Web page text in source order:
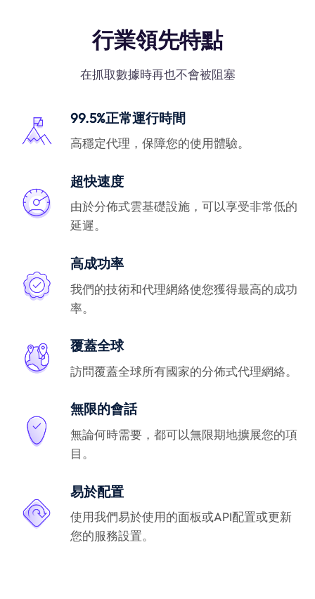
行業領先特點
在抓取數據時再也不會被阻塞
99.5%正常運行時間
高穩定代理，保障您的使用體驗。
超快速度
由於分佈式雲基礎設施，可以享受非常低的
延遲。
高成功率
我們的技術和代理網絡使您獲得最高的成功
率。
覆蓋全球
訪問覆蓋全球所有國家的分佈式代理網絡。
無限的會話
無論何時需要，都可以無限期地擴展您的項
目。
易於配置
使用我們易於使用的面板或API配置或更新
您的服務設置。